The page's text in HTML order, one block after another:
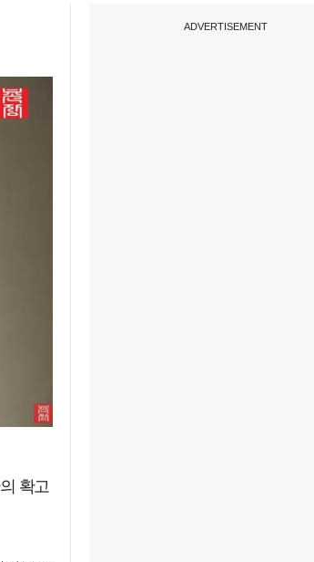
확고
ADVERTISEMENT